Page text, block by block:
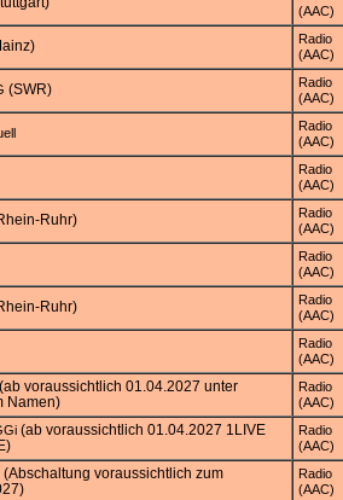
(AAC)
Radio
(AAC)
(SWR)
Radio
(AAC)
Radio
(AAC)
Radio
(AAC)
Ruhr)
Radio
(AAC)
Radio
(AAC)
Ruhr)
Radio
(AAC)
Radio
(AAC)
(ab voraussichtlich 01.04.2027 unter
Namen)
Radio
(AAC)
(ab voraussichtlich 01.04.2027 1LIVE
Radio
(AAC)
(Abschaltung voraussichtlich zum
Radio
(AAC)